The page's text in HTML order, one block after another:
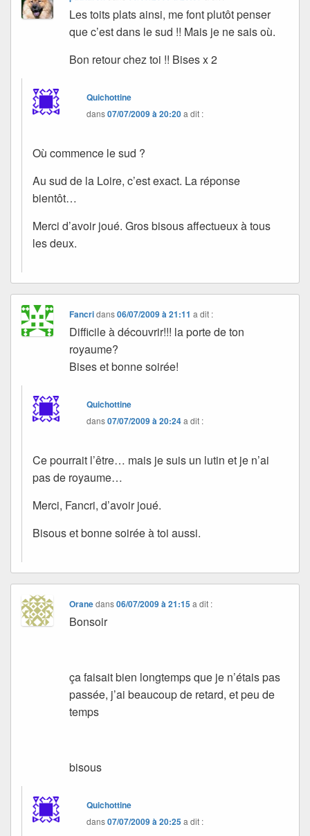
Les toits plats ainsi, me font plutôt penser
que c’est dans le sud !! Mais je ne sais où.
Bon retour chez toi !! Bises x 2
Quichottine
dans07/07/2009 à 20:20a dit :
Où commence le sud ?
Au sud de la Loire, c’est exact. La réponse
bientôt…
Merci d’avoir joué. Gros bisous affectueux à tous
les deux.
Fancridans06/07/2009 à 21:11 a dit :
Difficile à découvrir!!! la porte de ton
royaume?
Bises et bonne soirée!
Quichottine
dans07/07/2009 à 20:24a dit :
Ce pourrait l’être… mais je suis un lutin et je n’ai
pas de royaume…
Merci, Fancri, d’avoir joué.
Bisous et bonne soirée à toi aussi.
Oranedans06/07/2009 à 21:15 a dit :
Bonsoir
ça faisait bien longtemps que je n’étais pas
passée, j’ai beaucoup de retard, et peu de
temps
bisous
Quichottine
dans07/07/2009 à 20:25a dit :